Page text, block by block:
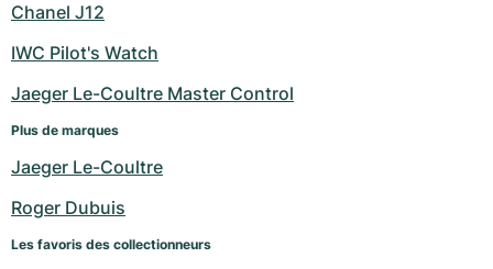
Chanel J12
IWC Pilot's Watch
Jaeger Le-Coultre Master Control
Plus de marques
Jaeger Le-Coultre
Roger Dubuis
Les favoris des collectionneurs